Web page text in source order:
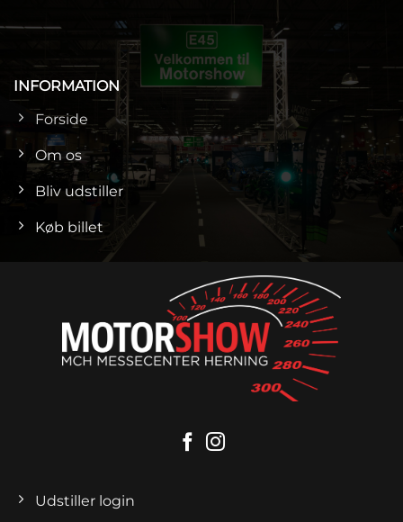
INFORMATION
Forside
Om os
Bliv udstiller
Køb billet
Udstiller login